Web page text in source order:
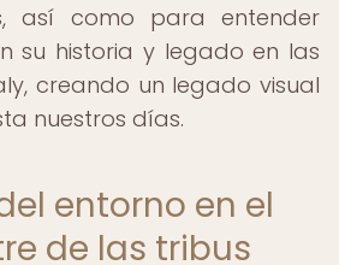
así como para entender
su historia y legado en las
creando un legado visual
nuestros días.
entorno en el
de las tribus